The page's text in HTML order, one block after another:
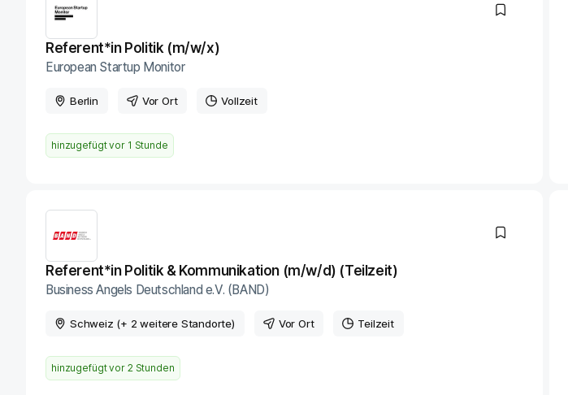
Referent*in Politik (m/w/x)
European Startup Monitor
Berlin Vor Ort Vollzeit
hinzugefügt vor 1 Stunde
Referent*in Politik & Kommunikation (m/w/d) (Teilzeit)
Business Angels Deutschland e.V. (BAND)
Schweiz (+ 2 weitere Standorte) Vor Ort Teilzeit
hinzugefügt vor 2 Stunden